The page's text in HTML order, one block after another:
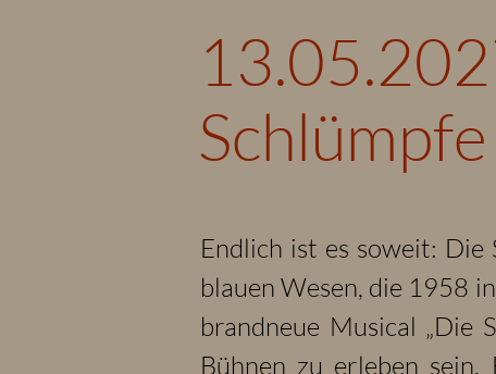
Endlich ist es soweit:
blauen Wesen, die 1958
brandneue Musical „Die
Bühnen zu erleben sein.